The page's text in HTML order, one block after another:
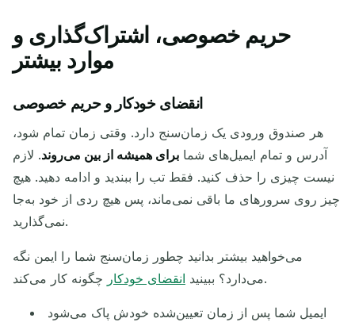
حریم خصوصی، اشتراک‌گذاری و
موارد بیشتر
انقضای خودکار و حریم خصوصی
هر صندوق ورودی یک زمان‌سنج دارد. وقتی زمان تمام شود،
آدرس و تمام ایمیل‌های شما برای همیشه از بین می‌روند. لازم
نیست چیزی را حذف کنید. فقط تب را ببندید و ادامه دهید. هیچ
چیز روی سرورهای ما باقی نمی‌ماند، پس هیچ ردی از خود به‌جا
نمی‌گذارید.
می‌خواهید بیشتر بدانید چطور زمان‌سنج شما را ایمن نگه
می‌دارد؟ ببینید انقضای خودکار چگونه کار می‌کند.
ایمیل شما پس از زمان تعیین‌شده خودش پاک می‌شود